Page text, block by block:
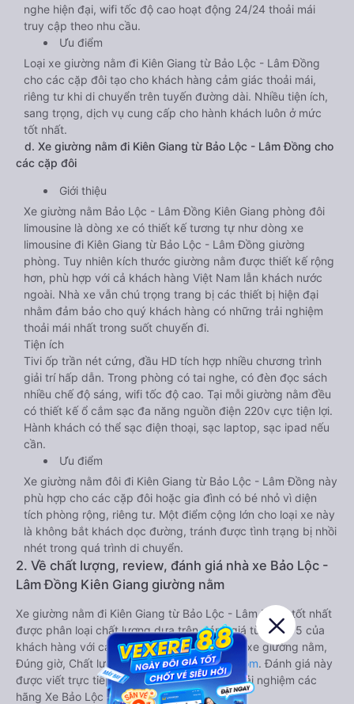
nghe hiện đại, wifi tốc độ cao hoạt động 24/24 thoải mái
truy cập theo nhu cầu.
Ưu điểm
Loại xe giường nằm đi Kiên Giang từ Bảo Lộc - Lâm Đồng
cho các cặp đôi tạo cho khách hàng cảm giác thoải mái,
riêng tư khi di chuyển trên tuyến đường dài. Nhiều tiện ích,
sang trọng, dịch vụ cung cấp cho hành khách luôn ở mức
tốt nhất.
d. Xe giường nằm đi Kiên Giang từ Bảo Lộc - Lâm Đồng cho
các cặp đôi
Giới thiệu
Xe giường nằm Bảo Lộc - Lâm Đồng Kiên Giang phòng đôi
limousine là dòng xe có thiết kế tương tự như dòng xe
limousine đi Kiên Giang từ Bảo Lộc - Lâm Đồng giường
phòng. Tuy nhiên kích thước giường nằm được thiết kế rộng
hơn, phù hợp với cả khách hàng Việt Nam lẫn khách nước
ngoài. Nhà xe vẫn chú trọng trang bị các thiết bị hiện đại
nhằm đảm bảo cho quý khách hàng có những trải nghiệm
thoải mái nhất trong suốt chuyến đi.
Tiện ích
Tivi ốp trần nét cứng, đầu HD tích hợp nhiều chương trình
giải trí hấp dẫn. Trong phòng có tai nghe, có đèn đọc sách
nhiều chế độ sáng, wifi tốc độ cao. Tại mỗi giường nằm đều
có thiết kế ổ cắm sạc đa năng nguồn điện 220v cực tiện lợi.
Hành khách có thể sạc điện thoại, sạc laptop, sạc ipad nếu
cần.
Ưu điểm
Xe giường nằm đôi đi Kiên Giang từ Bảo Lộc - Lâm Đồng này
phù hợp cho các cặp đôi hoặc gia đình có bé nhỏ vì diện
tích phòng rộng, riêng tư. Một điểm cộng lớn cho loại xe này
là không bắt khách dọc đường, tránh được tình trạng bị nhồi
nhét trong quá trình di chuyển.
2. Về chất lượng, review, đánh giá nhà xe Bảo Lộc -
Lâm Đồng Kiên Giang giường nằm
Xe giường nằm đi Kiên Giang từ Bảo Lộc - Lâm Đồng tốt nhất
được phân loại chất lượng dựa trên đánh giá từ 1 đến 5 của
khách hàng với các tiêu chí như: Chất lượng xe giường nằm,
Đúng giờ, Chất lượng phục vụ trênVexere.com. Đánh giá này
được viết trực tiếp bởi các khách hàng đã trải nghiệm các
hãng Xe Bảo Lộc - Lâm Đồng đi Kiên Giang.